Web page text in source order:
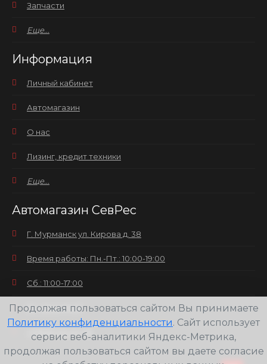
Запчасти
Еще...
Информация
Личный кабинет
Автомагазин
О нас
Лизинг, кредит техники
Еще...
Автомагазин СевРес
Г. Мурманск ул. Кирова д. 38
Время работы: Пн.-Пт.: 10:00-19:00
Сб.: 11:00-17:00
Вс.: выходной
+7(8152) 25-30-58
Продолжая пользоваться сайтом Вы принимаете
Политику конфиденциальности. Сайт использует
сервис веб-аналитики Яндекс-Метрика,
продолжая пользоваться сайтом вы даете согласие